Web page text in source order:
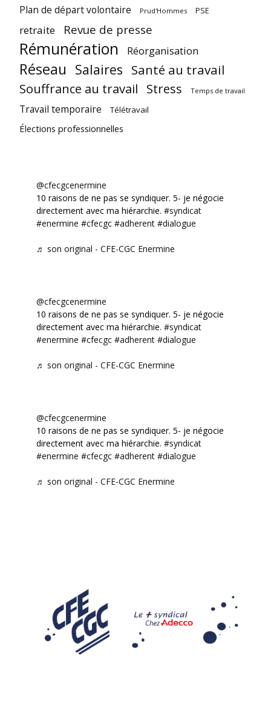
Plan de départ volontaire Prud'Hommes PSE
retraite Revue de presse
Rémunération Réorganisation
Réseau Salaires Santé au travail
Souffrance au travail Stress Temps de travail
Travail temporaire Télétravail
Élections professionnelles
@cfecgcenermine
10 raisons de ne pas se syndiquer. 5- je négocie
directement avec ma hiérarchie. #syndicat
#enermine #cfecgc #adherent #dialogue
♬ son original - CFE-CGC Enermine
@cfecgcenermine
10 raisons de ne pas se syndiquer. 5- je négocie
directement avec ma hiérarchie. #syndicat
#enermine #cfecgc #adherent #dialogue
♬ son original - CFE-CGC Enermine
@cfecgcenermine
10 raisons de ne pas se syndiquer. 5- je négocie
directement avec ma hiérarchie. #syndicat
#enermine #cfecgc #adherent #dialogue
♬ son original - CFE-CGC Enermine